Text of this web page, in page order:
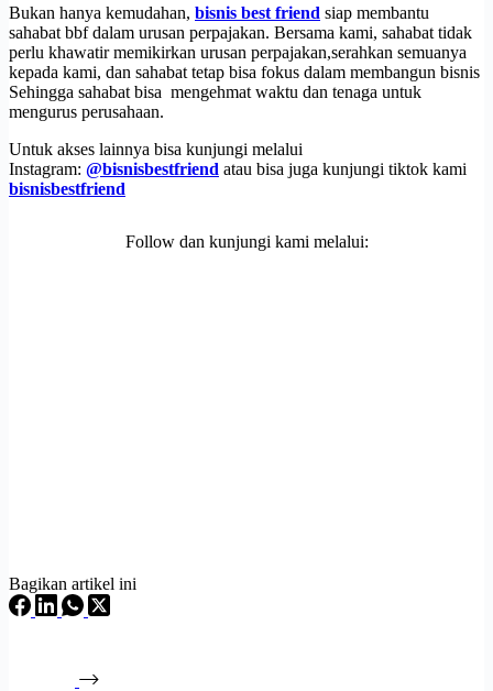
Bukan hanya kemudahan, bisnis best friend siap membantu
sahabat bbf dalam urusan perpajakan. Bersama kami, sahabat tidak
perlu khawatir memikirkan urusan perpajakan,serahkan semuanya
kepada kami, dan sahabat tetap bisa fokus dalam membangun bisnis
Sehingga sahabat bisa mengehmat waktu dan tenaga untuk
mengurus perusahaan.
Untuk akses lainnya bisa kunjungi melalui
Instagram: @bisnisbestfriend atau bisa juga kunjungi tiktok kami
bisnisbestfriend
Follow dan kunjungi kami melalui:
Bagikan artikel ini